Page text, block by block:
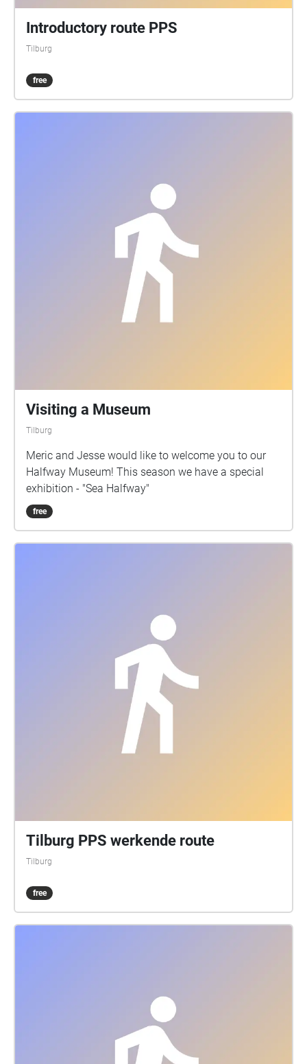
Introductory route PPS
Tilburg
free
Visiting a Museum
Tilburg
Meric and Jesse would like to welcome you to our
Halfway Museum! This season we have a special
exhibition - "Sea Halfway"
free
Tilburg PPS werkende route
Tilburg
free